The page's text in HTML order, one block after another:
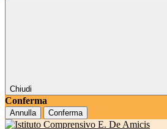
Chiudi
Conferma
Annulla Conferma